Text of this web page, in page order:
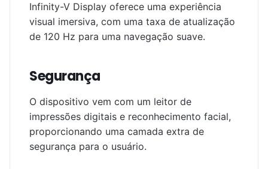
Infinity-V Display oferece uma experiência
visual imersiva, com uma taxa de atualização
de 120 Hz para uma navegação suave.
Segurança
O dispositivo vem com um leitor de
impressões digitais e reconhecimento facial,
proporcionando uma camada extra de
segurança para o usuário.